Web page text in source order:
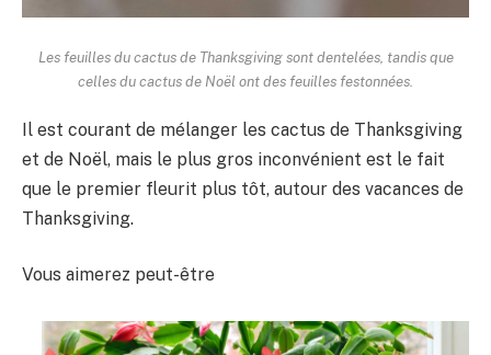
Les feuilles du cactus de Thanksgiving sont dentelées, tandis que
celles du cactus de Noël ont des feuilles festonnées.
Il est courant de mélanger les cactus de Thanksgiving
et de Noël, mais le plus gros inconvénient est le fait
que le premier fleurit plus tôt, autour des vacances de
Thanksgiving.
Vous aimerez peut-être